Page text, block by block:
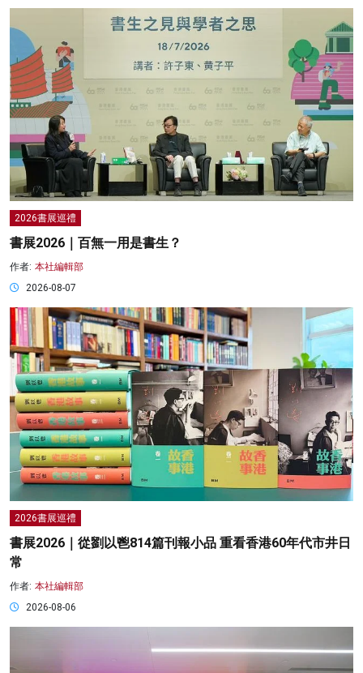
2026書展巡禮
書展2026｜百無一用是書生？
作者: 本社編輯部
2026-08-07
2026書展巡禮
書展2026｜從劉以鬯814篇刊報小品 重看香港60年代市井日
常
作者: 本社編輯部
2026-08-06